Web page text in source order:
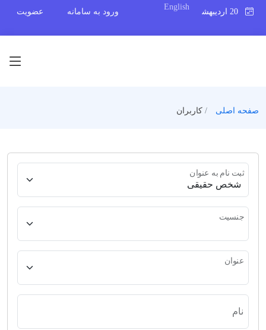
English
ورود به سامانه عضویت
صفحه اصلی کاربران
ثبت نام به عنوان
جنسیت
عنوان
نام